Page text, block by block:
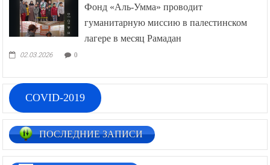
Фонд «Аль-Умма» проводит
гуманитарную миссию в палестинском
лагере в месяц Рамадан
02.03.2026 0
COVID-2019
ПОСЛЕДНИЕ ЗАПИСИ